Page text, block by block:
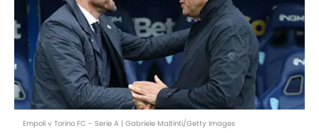
Empoli v Torino FC - Serie A | Gabriele Maltinti/Getty Images